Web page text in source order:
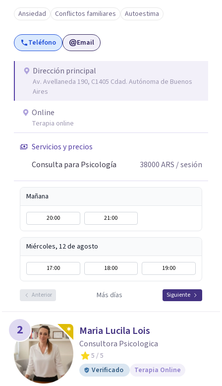
Ansiedad Conflictos familiares Autoestima
Teléfono Email
Dirección principal
Av. Avellaneda 190, C1405 Cdad. Autónoma de Buenos
Aires
Online
Terapia online
Servicios y precios
Consulta para Psicología
38000ARS / sesión
Mañana
20:00 21:00
Miércoles, 12 de agosto
17:00 18:00 19:00
Anterior Más días Siguiente
2 Maria Lucila Lois
Consultora Psicologica
5 / 5
Verificado
Terapia Online